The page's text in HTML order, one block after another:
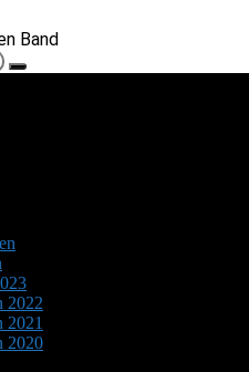
Band
2022
2021
2020